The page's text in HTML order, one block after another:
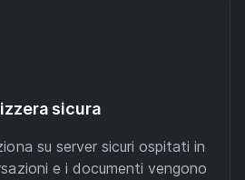
sicura
su server sicuri ospitati in
e i documenti vengono